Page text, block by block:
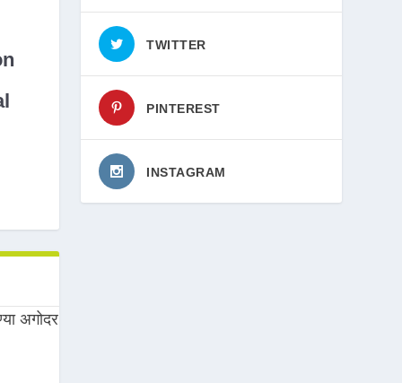
TWITTER
PINTEREST
INSTAGRAM